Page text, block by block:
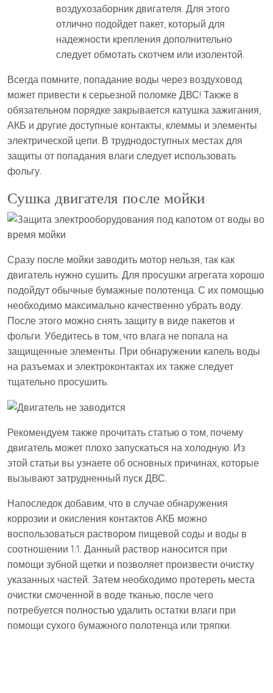
воздухозаборник двигателя. Для этого
отлично подойдет пакет, который для
надежности крепления дополнительно
следует обмотать скотчем или изолентой.
Всегда помните, попадание воды через воздуховод
может привести к серьезной поломке ДВС! Также в
обязательном порядке закрывается катушка зажигания,
АКБ и другие доступные контакты, клеммы и элементы
электрической цепи. В труднодоступных местах для
защиты от попадания влаги следует использовать
фольгу.
Сушка двигателя после мойки
Сразу после мойки заводить мотор нельзя, так как
двигатель нужно сушить. Для просушки агрегата хорошо
подойдут обычные бумажные полотенца. С их помощью
необходимо максимально качественно убрать воду.
После этого можно снять защиту в виде пакетов и
фольги. Убедитесь в том, что влага не попала на
защищенные элементы. При обнаружении капель воды
на разъемах и электроконтактах их также следует
тщательно просушить.
Рекомендуем также прочитать статью о том, почему
двигатель может плохо запускаться на холодную. Из
этой статьи вы узнаете об основных причинах, которые
вызывают затрудненный пуск ДВС.
Напоследок добавим, что в случае обнаружения
коррозии и окисления контактов АКБ можно
воспользоваться раствором пищевой соды и воды в
соотношении 1:1. Данный раствор наносится при
помощи зубной щетки и позволяет произвести очистку
указанных частей. Затем необходимо протереть места
очистки смоченной в воде тканью, после чего
потребуется полностью удалить остатки влаги при
помощи сухого бумажного полотенца или тряпки.